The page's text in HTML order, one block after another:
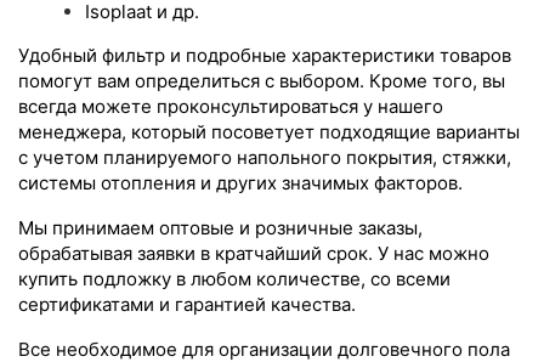
Isoplaat и др.
Удобный фильтр и подробные характеристики товаров
помогут вам определиться с выбором. Кроме того, вы
всегда можете проконсультироваться у нашего
менеджера, который посоветует подходящие варианты
с учетом планируемого напольного покрытия, стяжки,
системы отопления и других значимых факторов.
Мы принимаем оптовые и розничные заказы,
обрабатывая заявки в кратчайший срок. У нас можно
купить подложку в любом количестве, со всеми
сертификатами и гарантией качества.
Все необходимое для организации долговечного пола